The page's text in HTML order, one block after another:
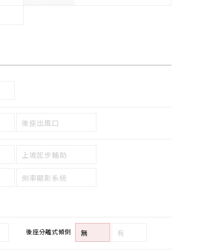
後座出風口
上坡起步輔助
倒車顯影系統
後座分離式傾倒 無 有